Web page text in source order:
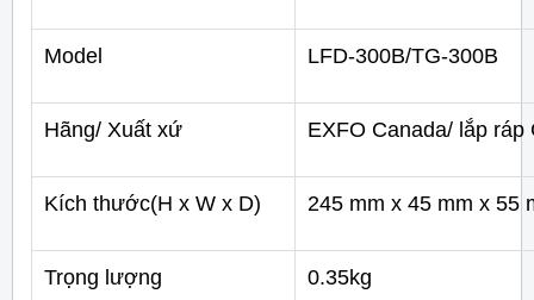
Model LFD-300B/TG-300B
Hãng/ Xuất xứ EXFO Canada/ lắp ráp
Kích thước(H x W x D) 245 mm x 45 mm x 55
Trọng lượng 0.35kg